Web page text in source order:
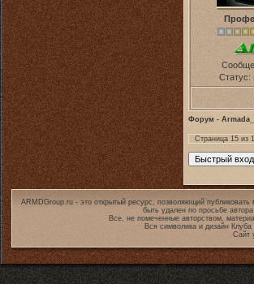
Статус:
Форум -
Страница 15 из
ARMDGroup.ru - это открытый ресурс, позволяющий
быть удален по просьбе
Все, не помеченные авторством,
Вся символика и дизайн
Сайт